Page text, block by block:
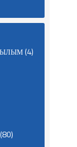
(4)
(80)